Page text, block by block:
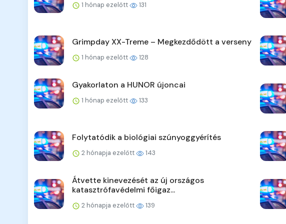
1 hónap ezelőtt 131
Grimpday XX-Treme – Megkezdődött a verseny
1 hónap ezelőtt 128
Gyakorlaton a HUNOR újoncai
1 hónap ezelőtt 133
Folytatódik a biológiai szúnyoggyérítés
2 hónapja ezelőtt 143
Átvette kinevezését az új országos
katasztrófavédelmi főigaz...
2 hónapja ezelőtt 139